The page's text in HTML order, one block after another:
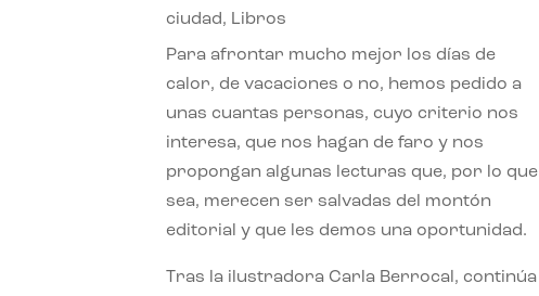
ciudad, Libros
Para afrontar mucho mejor los días de
calor, de vacaciones o no, hemos pedido a
unas cuantas personas, cuyo criterio nos
interesa, que nos hagan de faro y nos
propongan algunas lecturas que, por lo que
sea, merecen ser salvadas del montón
editorial y que les demos una oportunidad.
Tras la ilustradora Carla Berrocal, continúa